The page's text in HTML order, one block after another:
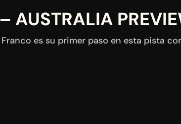
AUSTRALIA
es su primer paso en esta pista